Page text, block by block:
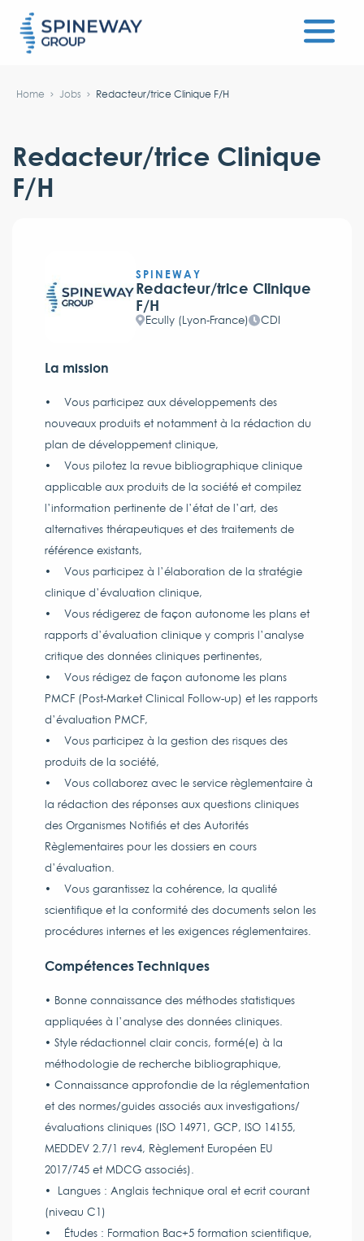
Home Jobs Redacteur/trice Clinique F/H
Redacteur/trice Clinique
F/H
SPINEWAY
Redacteur/trice Clinique
F/H
Ecully (Lyon-France) CDI
La mission
• Vous participez aux développements des
nouveaux produits et notamment à la rédaction du
plan de développement clinique,
• Vous pilotez la revue bibliographique clinique
applicable aux produits de la société et compilez
l’information pertinente de l’état de l’art, des
alternatives thérapeutiques et des traitements de
référence existants,
• Vous participez à l’élaboration de la stratégie
clinique d’évaluation clinique,
• Vous rédigerez de façon autonome les plans et
rapports d’évaluation clinique y compris l’analyse
critique des données cliniques pertinentes,
• Vous rédigez de façon autonome les plans
PMCF (Post-Market Clinical Follow-up) et les rapports
d’évaluation PMCF,
• Vous participez à la gestion des risques des
produits de la société,
• Vous collaborez avec le service règlementaire à
la rédaction des réponses aux questions cliniques
des Organismes Notifiés et des Autorités
Règlementaires pour les dossiers en cours
d’évaluation.
• Vous garantissez la cohérence, la qualité
scientifique et la conformité des documents selon les
procédures internes et les exigences réglementaires.
Compétences Techniques
• Bonne connaissance des méthodes statistiques
appliquées à l’analyse des données cliniques.
• Style rédactionnel clair concis, formé(e) à la
méthodologie de recherche bibliographique,
• Connaissance approfondie de la réglementation
et des normes/guides associés aux investigations/
évaluations cliniques (ISO 14971, GCP, ISO 14155,
MEDDEV 2.7/1 rev4, Règlement Européen EU
2017/745 et MDCG associés).
• Langues : Anglais technique oral et ecrit courant
(niveau C1)
• Études : Formation Bac+5 formation scientifique,